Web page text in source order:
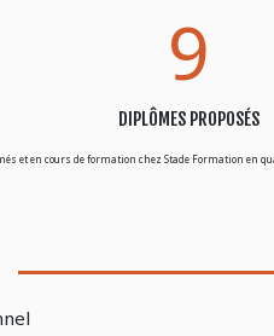
9
DIPLÔMES PROPOSÉS
en cours de formation chez Stade Formation en